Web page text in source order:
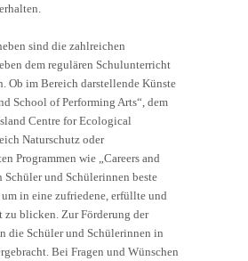
sind die zahlreichen
dem regulären Schulunterricht
Ob im Bereich darstellende Künste
School of Performing Arts“, dem
Centre for Ecological
Naturschutz oder
Programmen wie „Careers and
Schüler und Schülerinnen beste
um in eine zufriedene, erfüllte und
blicken. Zur Förderung der
die Schüler und Schülerinnen in
Bei Fragen und Wünschen